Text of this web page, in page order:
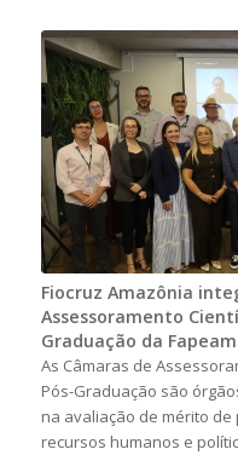
Fiocruz Amazônia
Assessoramento
Graduação da Fapeam
As Câmaras de
Pós-Graduação são
na avaliação de mérito
recursos humanos e